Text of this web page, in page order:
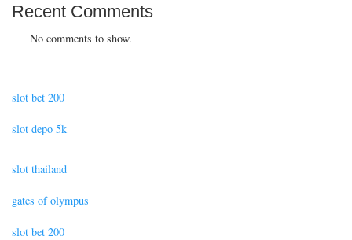
Recent Comments
No comments to show.
slot bet 200
slot depo 5k
slot thailand
gates of olympus
slot bet 200